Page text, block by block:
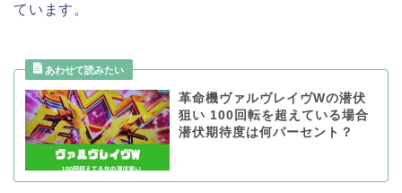
ています。
革命機ヴァルヴレイヴWの潜伏
狙い 100回転を超えている場合
潜伏期待度は何パーセント？